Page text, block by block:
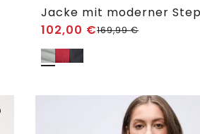
Jacke mit moderner
102,00 €169,99€